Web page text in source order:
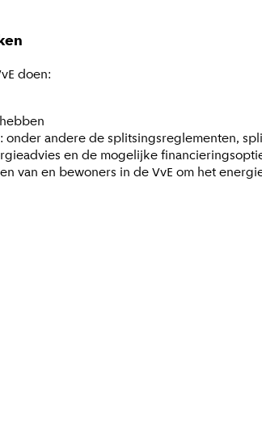
doen:
andere de splitsingsreglementen,
en de mogelijke
van en bewoners in de VvE om het